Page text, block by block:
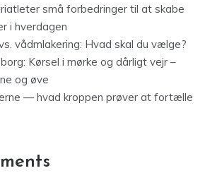
små forbedringer til at skabe
i hverdagen
vådmlakering: Hvad skal du vælge?
Kørsel i mørke og dårligt vejr –
og øve
— hvad kroppen prøver at fortælle